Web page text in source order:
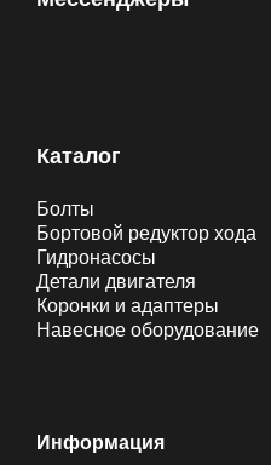
Каталог
Болты
Бортовой редуктор хода
Гидронасосы
Детали двигателя
Коронки и адаптеры
Навесное оборудование
Информация